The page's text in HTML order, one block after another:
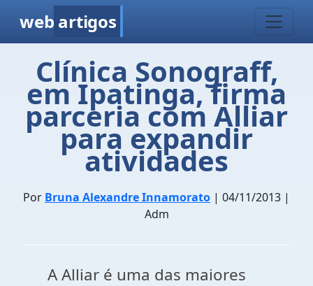
web artigos
Clínica Sonograff,
em Ipatinga, firma
parceria com Alliar
para expandir
atividades
Por Bruna Alexandre Innamorato | 04/11/2013 |
Adm
A Alliar é uma das maiores